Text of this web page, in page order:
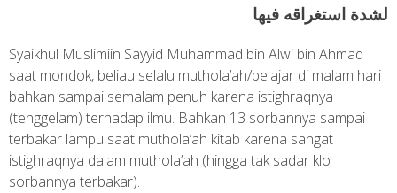
لشدة استغراقه فيها
Syaikhul Muslimiin Sayyid Muhammad bin Alwi bin Ahmad
saat mondok, beliau selalu muthola’ah/belajar di malam hari
bahkan sampai semalam penuh karena istighraqnya
(tenggelam) terhadap ilmu. Bahkan 13 sorbannya sampai
terbakar lampu saat muthola’ah kitab karena sangat
istighraqnya dalam muthola’ah (hingga tak sadar klo
sorbannya terbakar).